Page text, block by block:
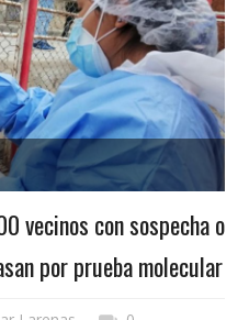
vecinos con sospecha o
por prueba molecular